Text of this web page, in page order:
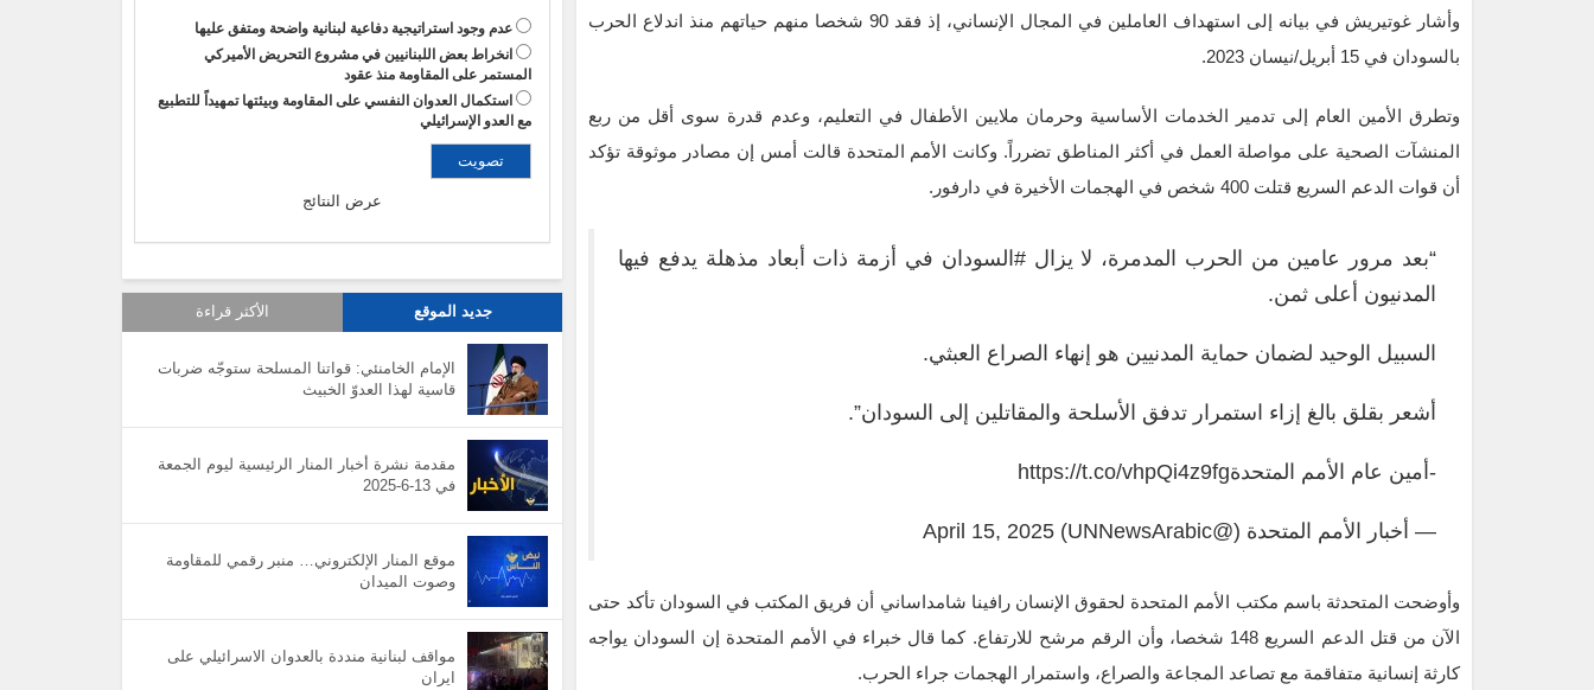
وأشار غوتيريش في بيانه إلى استهداف العاملين في المجال الإنساني، إذ فقد 90 شخصا منهم حياتهم منذ اندلاع الحرب
بالسودان في 15 أبريل/نيسان 2023.
وتطرق الأمين العام إلى تدمير الخدمات الأساسية وحرمان ملايين الأطفال في التعليم، وعدم قدرة سوى أقل من ربع
المنشآت الصحية على مواصلة العمل في أكثر المناطق تضرراً. وكانت الأمم المتحدة قالت أمس إن مصادر موثوقة تؤكد
أن قوات الدعم السريع قتلت 400 شخص في الهجمات الأخيرة في دارفور.
“بعد مرور عامين من الحرب المدمرة، لا يزال#السودان في أزمة ذات أبعاد مذهلة يدفع فيها
المدنيون أعلى ثمن.
السبيل الوحيد لضمان حماية المدنيين هو إنهاء الصراع العبثي.
أشعر بقلق بالغ إزاء استمرار تدفق الأسلحة والمقاتلين إلى السودان”.
-أمين عام الأمم المتحدةhttps://t.co/vhpQi4z9fg
— أخبار الأمم المتحدة (@UNNewsArabic) April 15, 2025
وأوضحت المتحدثة باسم مكتب الأمم المتحدة لحقوق الإنسان رافينا شامداساني أن فريق المكتب في السودان تأكد حتى
الآن من قتل الدعم السريع 148 شخصا، وأن الرقم مرشح للارتفاع. كما قال خبراء في الأمم المتحدة إن السودان يواجه
كارثة إنسانية متفاقمة مع تصاعد المجاعة والصراع، واستمرار الهجمات جراء الحرب.
عدم وجود استراتيجية دفاعية لبنانية واضحة ومتفق عليها
انخراط بعض اللبنانيين في مشروع التحريض الأميركي
المستمر على المقاومة منذ عقود
استكمال العدوان النفسي على المقاومة وبيئتها تمهيداً للتطبيع
مع العدو الإسرائيلي
عرض النتائج
جديد الموقع الأكثر قراءة
الإمام الخامنئي: قواتنا المسلحة ستوجّه ضربات
قاسية لهذا العدوّ الخبيث
مقدمة نشرة أخبار المنار الرئيسية ليوم الجمعة
في 13-6-2025
موقع المنار الإلكتروني… منبر رقمي للمقاومة
وصوت الميدان
مواقف لبنانية منددة بالعدوان الاسرائيلي على
ايران